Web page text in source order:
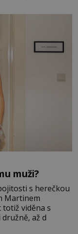
studiích jsem
muži?
s herečkou
Martinem
totiž viděna s
až d